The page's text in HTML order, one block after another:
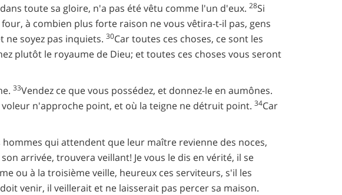
toute sa gloire, n'a pas été vêtu comme l'un d'eux. 28Si
à combien plus forte raison ne vous vêtira-t-il pas, gens
ne soyez pas inquiets. 30Car toutes ces choses, ce sont les
plutôt le royaume de Dieu; et toutes ces choses vous seront
33Vendez ce que vous possédez, et donnez-le en aumônes.
n'approche point, et où la teigne ne détruit point. 34Car
hommes qui attendent que leur maître revienne des noces,
arrivée, trouvera veillant! Je vous le dis en vérité, il se
ou à la troisième veille, heureux ces serviteurs, s'il les
venir, il veillerait et ne laisserait pas percer sa maison.